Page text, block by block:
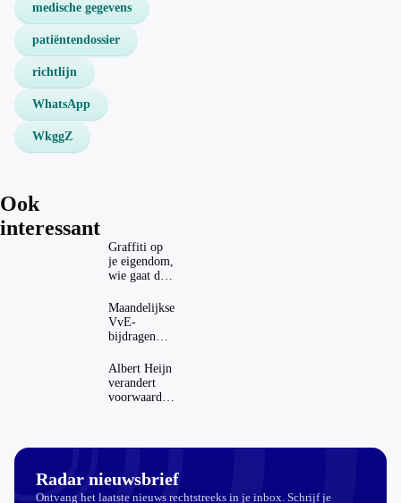
medische gegevens
patiëntendossier
richtlijn
WhatsApp
WkggZ
Ook
interessant
Graffiti op
je eigendom,
wie gaat dat
Maandelijkse
VvE-
bijdragen
dat invloed
op je
hypotheek?
Albert Heijn
verandert
voorwaarden
Radar nieuwsbrief
Ontvang het laatste nieuws rechtstreeks in je inbox. Schrijf je